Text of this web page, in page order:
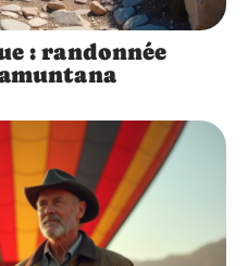
: randonnée